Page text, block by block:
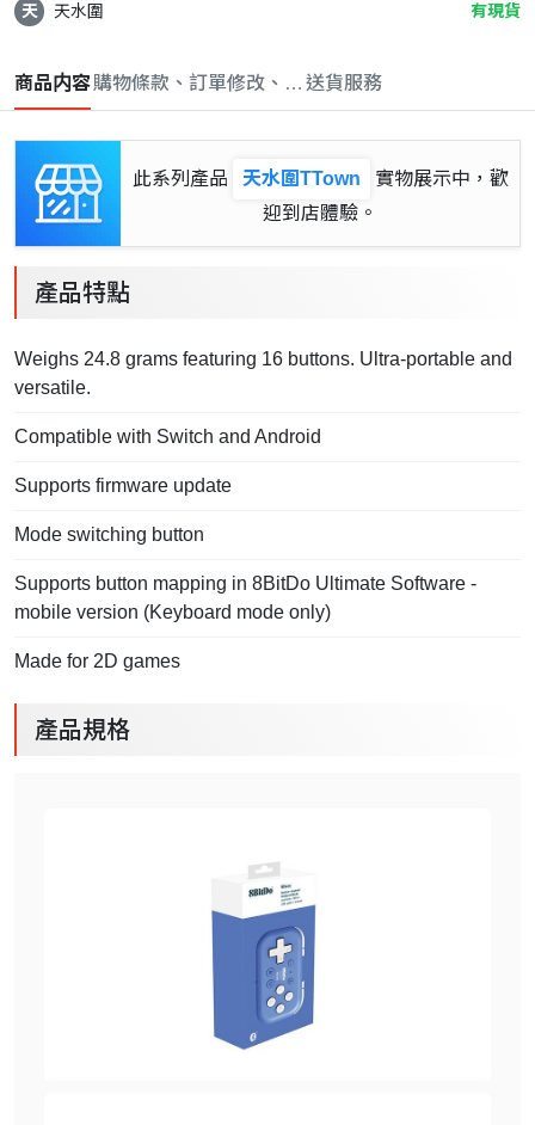
天
天水圍 有現貨
商品内容購物條款、訂單修改、取消與退款政策
送貨服務
此系列產品 天水圍TTown
實物展示中，歡
迎到店體驗。
產品特點
Weighs 24.8 grams featuring 16 buttons. Ultra-portable and
versatile.
Compatible with Switch and Android
Supports firmware update
Mode switching button
Supports button mapping in 8BitDo Ultimate Software -
mobile version (Keyboard mode only)
Made for 2D games
產品規格